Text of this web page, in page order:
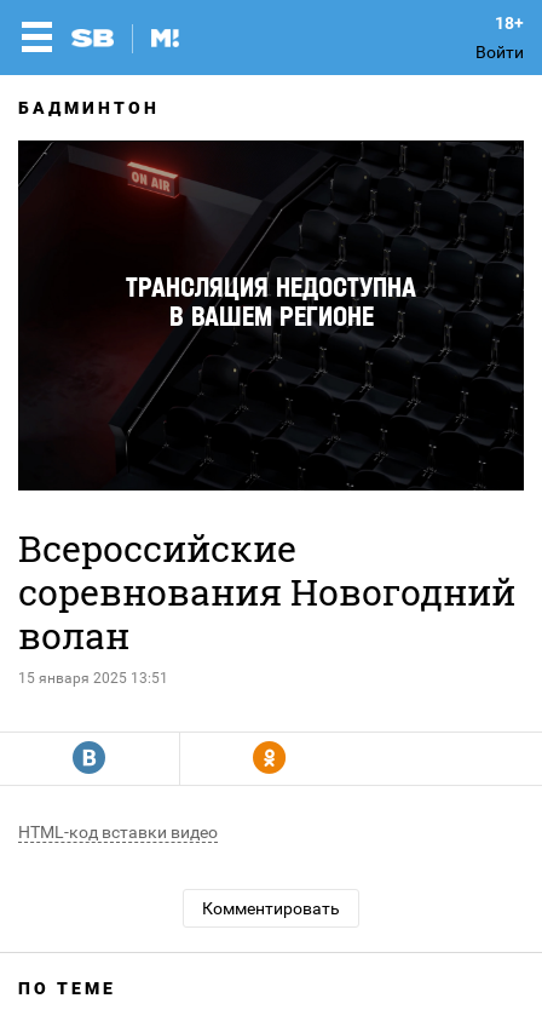
Войти
БАДМИНТОН
Всероссийские
соревнования Новогодний
волан
15 января 2025 13:51
R Y
HTML-код вставки видео
Комментировать
ПО ТЕМЕ